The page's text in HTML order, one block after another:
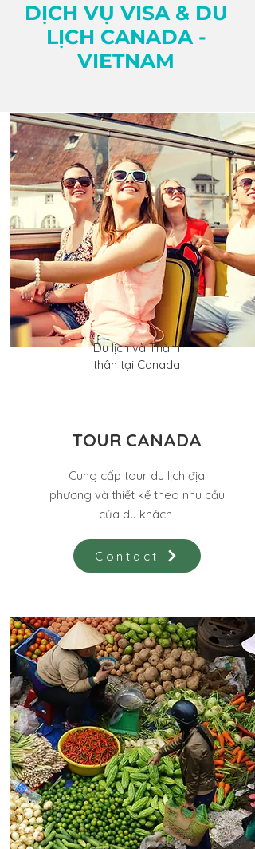
​DỊCH VỤ VISA & DU
LỊCH CANADA -
VIETNAM
​Du lịch và Thăm
thân tại Canada
​TOUR CANADA
Cung cấp tour du lịch địa
phương và thiết kế theo nhu cầu
của du khách
Contact